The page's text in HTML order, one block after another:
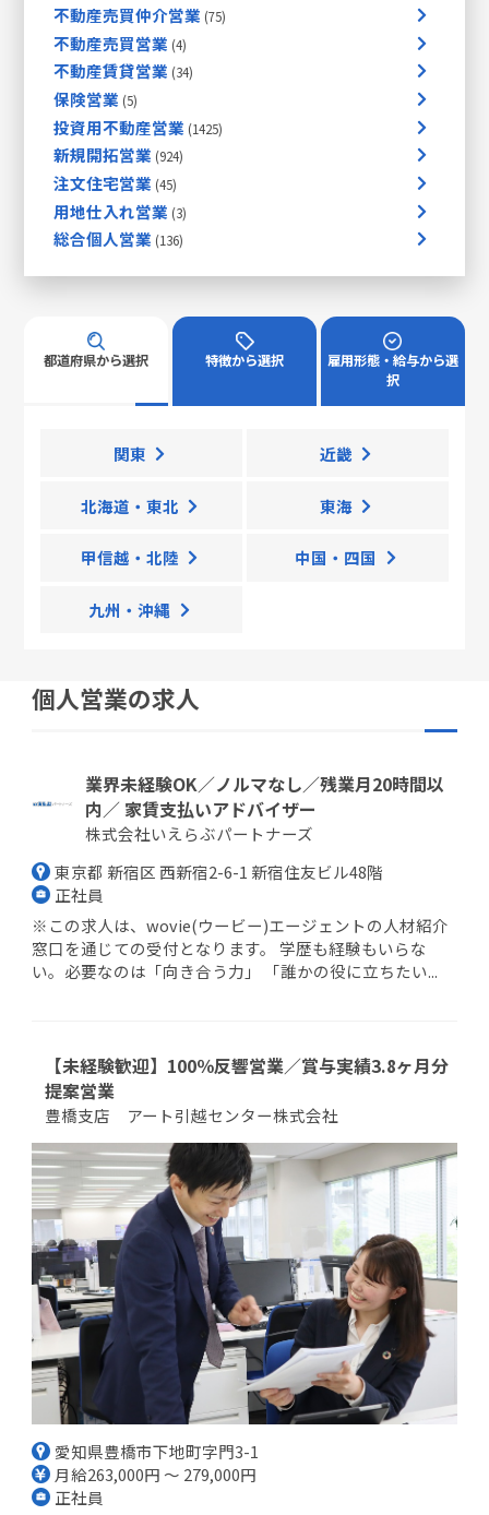
不動産売買仲介営業
不動産売買営業
不動産賃貸営業
保険営業
投資用不動産営業
新規開拓営業
注文住宅営業
用地仕入れ営業
総合個人営業
都道府県から選択
関東 近畿
北海道・東北 東海
甲信越・北陸 中国・四国
九州・沖縄
雇用形態・給与から選
択
特徴から選択
個人営業の求人
業界未経験OK／ノルマなし／残業月20時間以
内／ 家賃支払いアドバイザー
株式会社いえらぶパートナーズ
東京都 新宿区 西新宿2-6-1 新宿住友ビル48階
正社員
※この求人は、wovie(ウービー)エージェントの人材紹介
窓口を通じての受付となります。 学歴も経験もいらな
い。必要なのは「向き合う力」 「誰かの役に立ちたい...
【未経験歓迎】100％反響営業／賞与実績3.8ヶ月分
提案営業
豊橋支店 アート引越センター株式会社
愛知県豊橋市下地町字門3-1
月給263,000円 ～ 279,000円
正社員